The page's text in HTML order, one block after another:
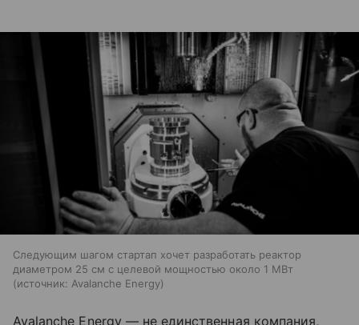
Следующим шагом стартап хочет разработать реактор
диаметром 25 см с целевой мощностью около 1 МВт
источник: Avalanche Energy
Avalanche Energy — не единственная компания,